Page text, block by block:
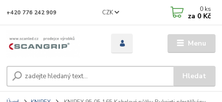
Menu
CZK
Hledat
+420 776 242 909 0 ks
za 0 Kč